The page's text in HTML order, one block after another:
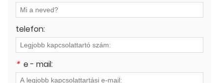
telefon:
* e - mail: